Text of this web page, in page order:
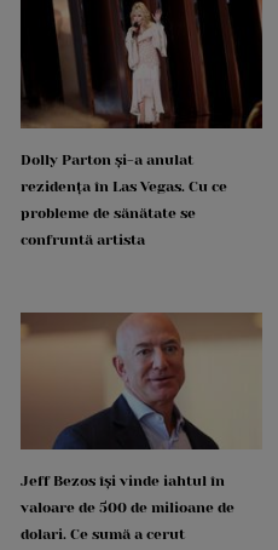
Dolly Parton și-a anulat
rezidența în Las Vegas. Cu ce
probleme de sănătate se
confruntă artista
Jeff Bezos își vinde iahtul în
valoare de 500 de milioane de
dolari. Ce sumă a cerut